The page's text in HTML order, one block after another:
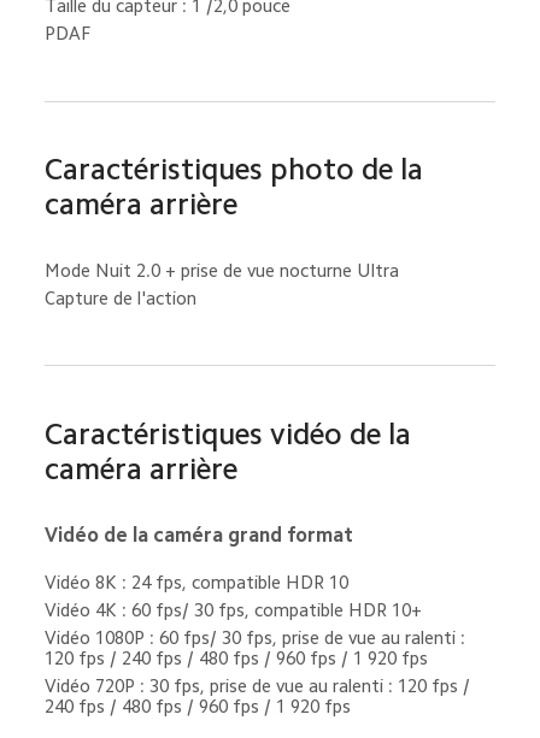
Taille du capteur : 1 /2,0 pouce
PDAF
Caractéristiques photo de la
caméra arrière
Mode Nuit 2.0 + prise de vue nocturne Ultra
Capture de l'action
Caractéristiques vidéo de la
caméra arrière
Vidéo de la caméra grand format
Vidéo 8K : 24 fps, compatible HDR 10
Vidéo 4K : 60 fps/ 30 fps, compatible HDR 10+
Vidéo 1080P : 60 fps/ 30 fps, prise de vue au ralenti :
120 fps / 240 fps / 480 fps / 960 fps / 1 920 fps
Vidéo 720P : 30 fps, prise de vue au ralenti : 120 fps /
240 fps / 480 fps / 960 fps / 1 920 fps